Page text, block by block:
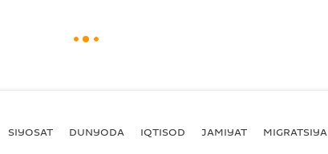
SIYOSAT DUNYODA IQTISOD JAMIYAT MIGRATSIYA